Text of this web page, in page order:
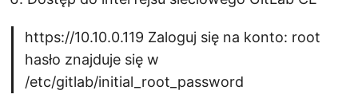
https://10.10.0.119 Zaloguj się na konto: root
hasło znajduje się w
/etc/gitlab/initial_root_password